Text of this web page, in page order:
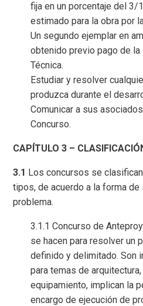
fija en un porcentaje del 3/
estimado para la obra por
Un segundo ejemplar en
obtenido previo pago de
Técnica.
Estudiar y resolver
produzca durante el
Comunicar a sus
Concurso.
CAPÍTULO 3 –
3.1 Los concursos se
tipos, de acuerdo a la forma
problema.
3.1.1 Concurso de
se hacen para resolver un
definido y delimitado. Son
para temas de
equipamiento, implican la
encargo de ejecución de